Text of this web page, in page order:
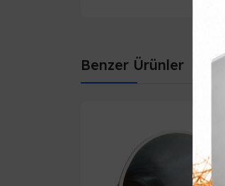
Benzer Ürünler